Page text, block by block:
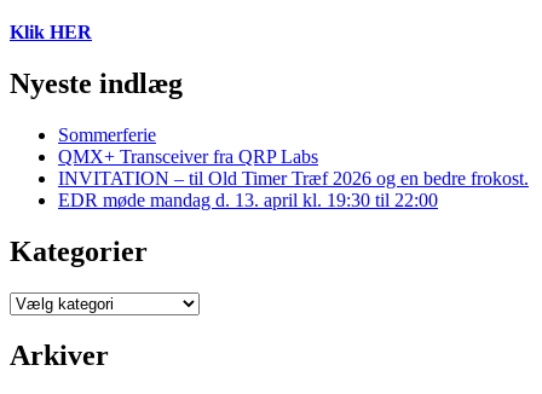
Klik HER
Nyeste indlæg
Sommerferie
QMX+ Transceiver fra QRP Labs
INVITATION – til Old Timer Træf 2026 og en bedre frokost.
EDR møde mandag d. 13. april kl. 19:30 til 22:00
Kategorier
Kategorier
Arkiver